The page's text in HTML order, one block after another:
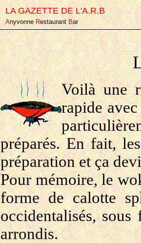
LA GAZETTE DE L'A.R.B
AnyvonneRestaurantBar
Voilà une
rapide
préparés. En fait,
préparation et ça
Pour mémoire, le
forme de calotte
occidentalisés,
arrondis.